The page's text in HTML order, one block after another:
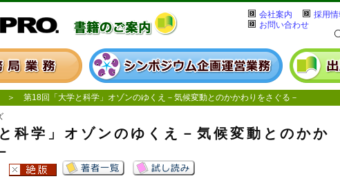
会社案内 採用情
お問い合わせ
＞ 第18回「大学と科学」オゾンのゆくえ－気候変動とのかかわりをさぐる－
科学」オゾンのゆくえ－気候変動とのかか